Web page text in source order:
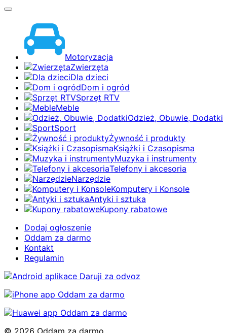
Motoryzacja
Zwierzęta
Dla dzieci
Dom i ogród
Sprzęt RTV
Meble
Odzież, Obuwie, Dodatki
Sport
Żywność i produkty
Książki i Czasopisma
Muzyka i instrumenty
Telefony i akcesoria
Narzędzie
Komputery i Konsole
Antyki i sztuka
Kupony rabatowe
Dodaj ogłoszenie
Oddam za darmo
Kontakt
Regulamin
© 2026 Oddam za darmo